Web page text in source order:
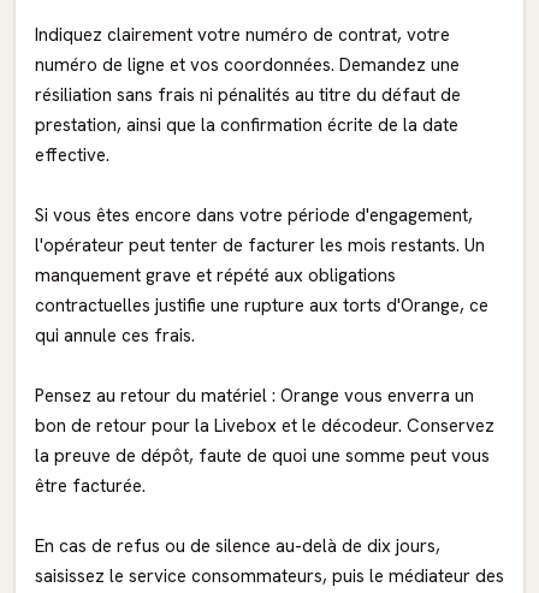
Indiquez clairement votre numéro de contrat, votre
numéro de ligne et vos coordonnées. Demandez une
résiliation sans frais ni pénalités au titre du défaut de
prestation, ainsi que la confirmation écrite de la date
effective.
Si vous êtes encore dans votre période d'engagement,
l'opérateur peut tenter de facturer les mois restants. Un
manquement grave et répété aux obligations
contractuelles justifie une rupture aux torts d'Orange, ce
qui annule ces frais.
Pensez au retour du matériel : Orange vous enverra un
bon de retour pour la Livebox et le décodeur. Conservez
la preuve de dépôt, faute de quoi une somme peut vous
être facturée.
En cas de refus ou de silence au-delà de dix jours,
saisissez le service consommateurs, puis le médiateur des